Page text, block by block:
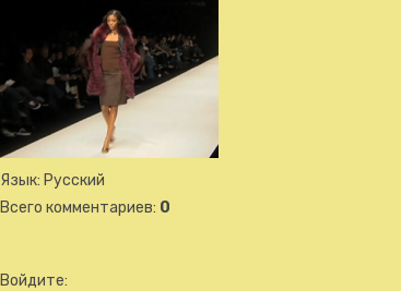
Язык: Русский
Всего комментариев: 0
Войдите: